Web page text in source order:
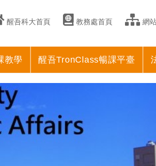
醒吾科大首頁 教務處首頁 網
教學 醒吾TronClass暢課平臺